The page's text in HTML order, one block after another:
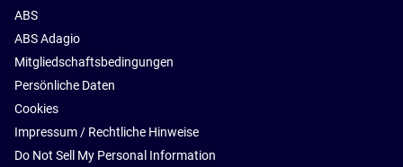
ABS
ABS Adagio
Mitgliedschaftsbedingungen
Persönliche Daten
Cookies
Impressum / Rechtliche Hinweise
Do Not Sell My Personal Information